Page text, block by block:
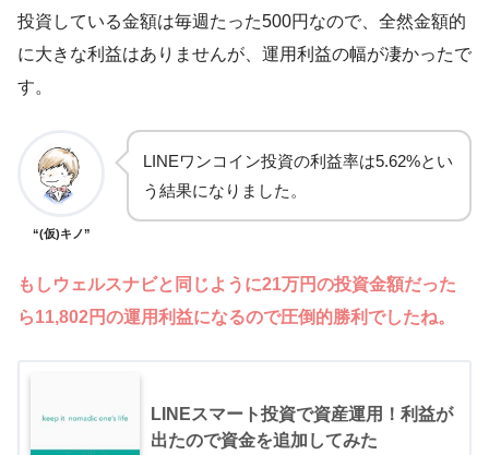
投資している金額は毎週たった500円なので、全然金額的
に大きな利益はありませんが、運用利益の幅が凄かったで
す。
“(仮)キノ”
LINEワンコイン投資の利益率は5.62%とい
う結果になりました。
もしウェルスナビと同じように21万円の投資金額だった
ら11,802円の運用利益になるので圧倒的勝利でしたね。
LINEスマート投資で資産運用！利益が
出たので資金を追加してみた